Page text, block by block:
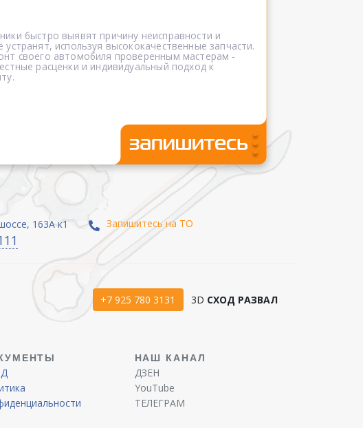
быстро выявят причину неисправности и
используя высококачественные запчасти.
своего автомобиля проверенным мастерам -
расценки и индивидуальный подход к
163А к1 Запишитесь на ТО
+7 925 780 3131 3D СХОД РАЗВАЛ
НАШ КАНАЛ
ДЗЕН
YouTube
ТЕЛЕГРАМ